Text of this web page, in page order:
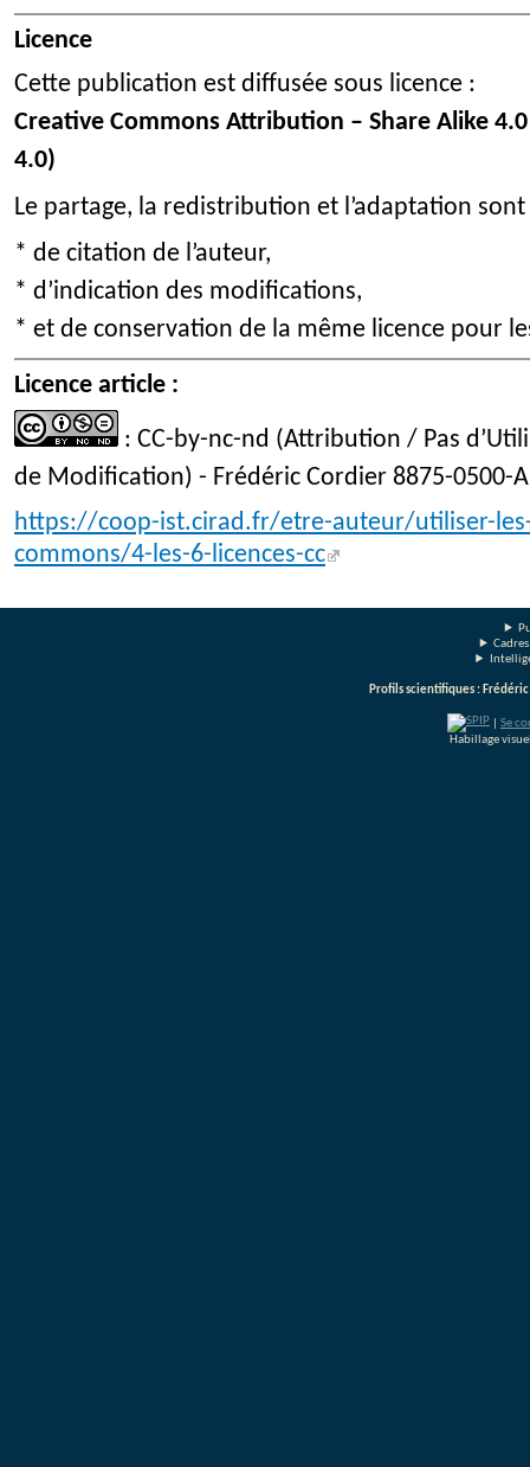
Licence
Cette publication est diffusée sous licence :
Creative Commons Attribution – Share Alike
4.0)
Le partage, la redistribution et l’adaptation
* de citation de l’auteur,
* d’indication des modifications,
* et de conservation de la même licence pour
Licence article :
: CC-by-nc-nd (Attribution / Pas
de Modification) - Frédéric Cordier 8875-0500-
https://coop-ist.cirad.fr/etre-auteur/utiliser-
commons/4-les-6-licences-cc
Profils scientifiques :
Se
Habillage